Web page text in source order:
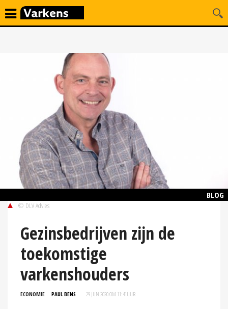
BLOG
© DLV Advies
Gezinsbedrijven zijn de
toekomstige
varkenshouders
ECONOMIE PAUL BENS 29 JUN 2020 OM 11:41UUR